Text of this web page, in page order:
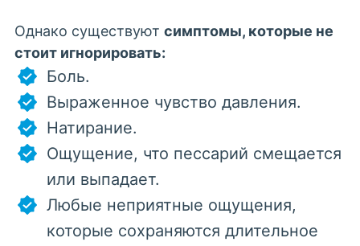
Однако существуют симптомы, которые не
стоит игнорировать:
Боль.
Выраженное чувство давления.
Натирание.
Ощущение, что пессарий смещается
или выпадает.
Любые неприятные ощущения,
которые сохраняются длительное